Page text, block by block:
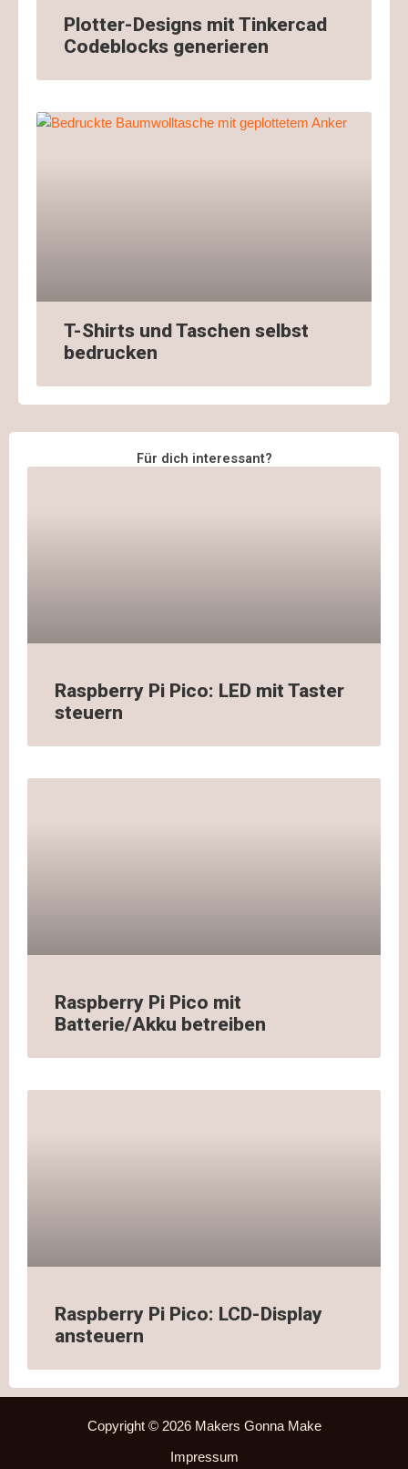
Plotter-Designs mit Tinkercad
Codeblocks generieren
T-Shirts und Taschen selbst
bedrucken
Für dich interessant?
Raspberry Pi Pico: LED mit Taster
steuern
Raspberry Pi Pico mit
Batterie/Akku betreiben
Raspberry Pi Pico: LCD-Display
ansteuern
Copyright © 2026 Makers Gonna Make
Impressum